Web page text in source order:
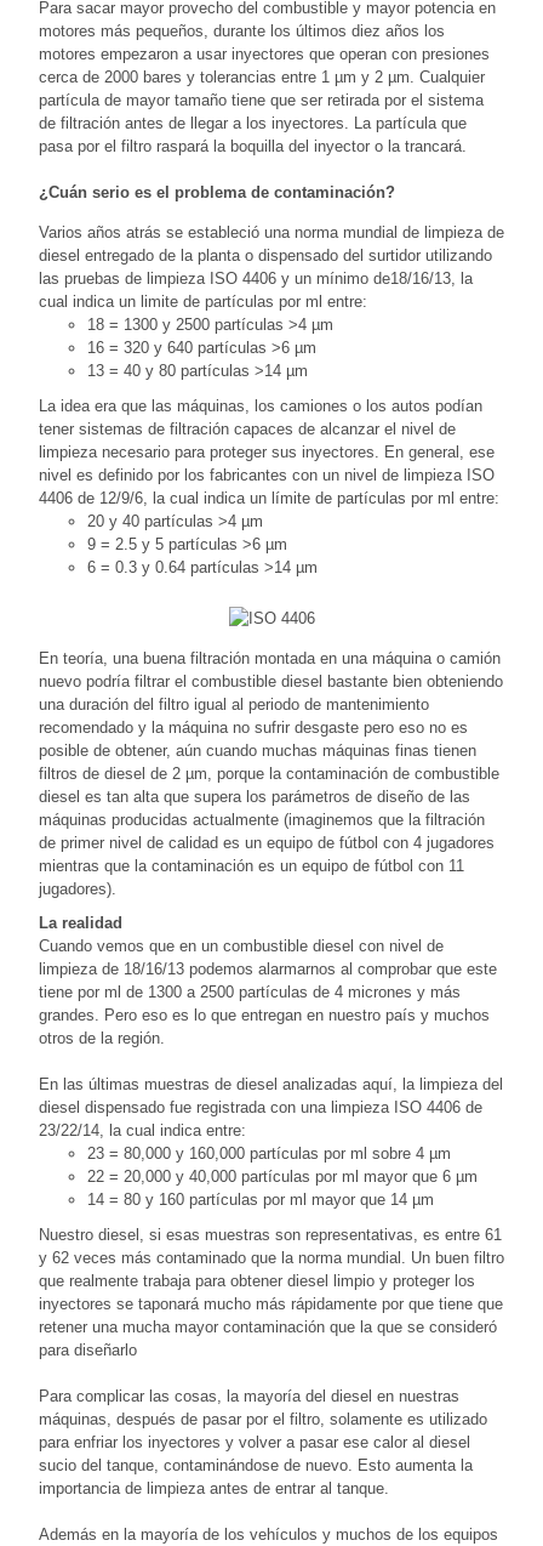
Para sacar mayor provecho del combustible y mayor potencia en
motores más pequeños, durante los últimos diez años los
motores empezaron a usar inyectores que operan con presiones
cerca de 2000 bares y tolerancias entre 1 µm y 2 µm. Cualquier
partícula de mayor tamaño tiene que ser retirada por el sistema
de filtración antes de llegar a los inyectores. La partícula que
pasa por el filtro raspará la boquilla del inyector o la trancará.
¿Cuán serio es el problema de contaminación?
Varios años atrás se estableció una norma mundial de limpieza de
diesel entregado de la planta o dispensado del surtidor utilizando
las pruebas de limpieza ISO 4406 y un mínimo de18/16/13, la
cual indica un limite de partículas por ml entre:
18 = 1300 y 2500 partículas >4 µm
16 = 320 y 640 partículas >6 µm
13 = 40 y 80 partículas >14 µm
La idea era que las máquinas, los camiones o los autos podían
tener sistemas de filtración capaces de alcanzar el nivel de
limpieza necesario para proteger sus inyectores. En general, ese
nivel es definido por los fabricantes con un nivel de limpieza ISO
4406 de 12/9/6, la cual indica un límite de partículas por ml entre:
20 y 40 partículas >4 µm
9 = 2.5 y 5 partículas >6 µm
6 = 0.3 y 0.64 partículas >14 µm
En teoría, una buena filtración montada en una máquina o camión
nuevo podría filtrar el combustible diesel bastante bien obteniendo
una duración del filtro igual al periodo de mantenimiento
recomendado y la máquina no sufrir desgaste pero eso no es
posible de obtener, aún cuando muchas máquinas finas tienen
filtros de diesel de 2 µm, porque la contaminación de combustible
diesel es tan alta que supera los parámetros de diseño de las
máquinas producidas actualmente (imaginemos que la filtración
de primer nivel de calidad es un equipo de fútbol con 4 jugadores
mientras que la contaminación es un equipo de fútbol con 11
jugadores).
La realidad
Cuando vemos que en un combustible diesel con nivel de
limpieza de 18/16/13 podemos alarmarnos al comprobar que este
tiene por ml de 1300 a 2500 partículas de 4 micrones y más
grandes. Pero eso es lo que entregan en nuestro país y muchos
otros de la región.
En las últimas muestras de diesel analizadas aquí, la limpieza del
diesel dispensado fue registrada con una limpieza ISO 4406 de
23/22/14, la cual indica entre:
23 = 80,000 y 160,000 partículas por ml sobre 4 µm
22 = 20,000 y 40,000 partículas por ml mayor que 6 µm
14 = 80 y 160 partículas por ml mayor que 14 µm
Nuestro diesel, si esas muestras son representativas, es entre 61
y 62 veces más contaminado que la norma mundial. Un buen filtro
que realmente trabaja para obtener diesel limpio y proteger los
inyectores se taponará mucho más rápidamente por que tiene que
retener una mucha mayor contaminación que la que se consideró
para diseñarlo
Para complicar las cosas, la mayoría del diesel en nuestras
máquinas, después de pasar por el filtro, solamente es utilizado
para enfriar los inyectores y volver a pasar ese calor al diesel
sucio del tanque, contaminándose de nuevo. Esto aumenta la
importancia de limpieza antes de entrar al tanque.
Además en la mayoría de los vehículos y muchos de los equipos